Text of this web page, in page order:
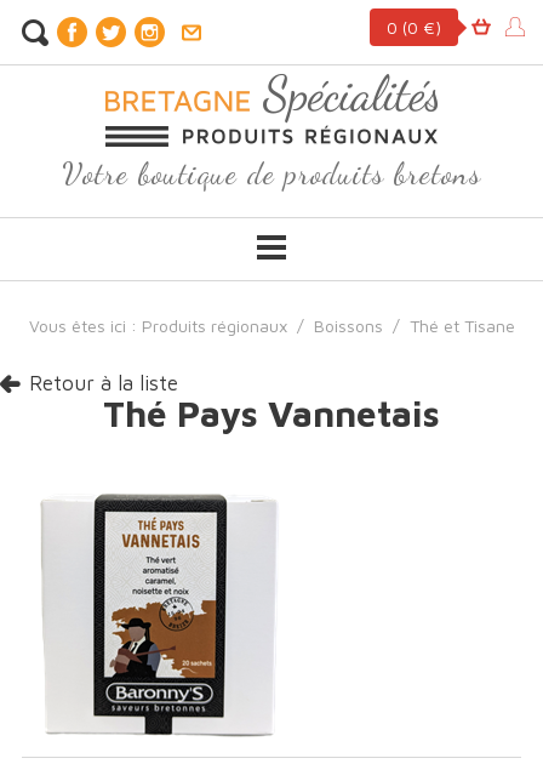
Votre boutique de produits bretons
0 (0 €)
Vous êtes ici : Produits régionaux/ Boissons / Thé et Tisane
Retour à la liste
Thé Pays Vannetais